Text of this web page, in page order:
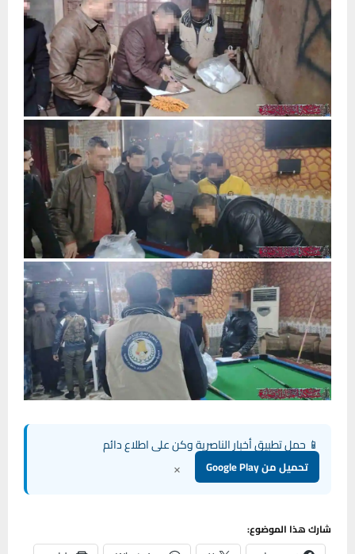
📱 حمل تطبيق أخبار الناصرية وكن على اطلاع دائم
تحميل من Google Play ×
شارك هذا الموضوع: